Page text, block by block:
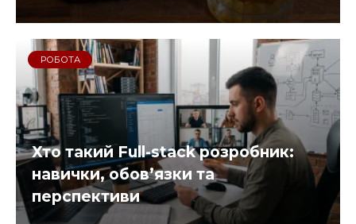
РОБОТА
Хто такий Full-stack розробник:
навички, обов’язки та
перспективи